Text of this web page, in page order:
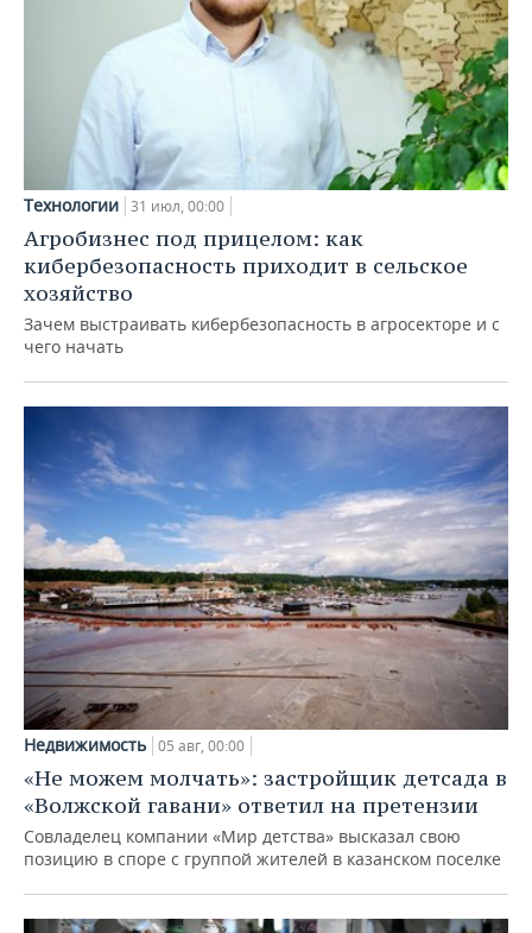
Технологии 31 июл, 00:00
Агробизнес под прицелом: как
кибербезопасность приходит в сельское
хозяйство
Зачем выстраивать кибербезопасность в агросекторе и с
чего начать
Недвижимость 05 авг, 00:00
«Не можем молчать»: застройщик детсада в
«Волжской гавани» ответил на претензии
Совладелец компании «Мир детства» высказал свою
позицию в споре с группой жителей в казанском поселке